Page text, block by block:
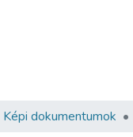
Képi dokumentumok